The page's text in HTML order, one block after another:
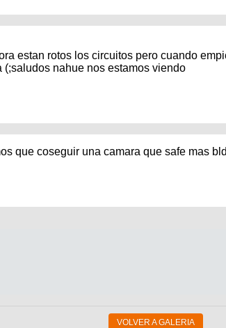
estan rotos los circuitos pero cuando
nahue nos estamos viendo
que coseguir una camara que safe mas
VOLVER A GALERIA